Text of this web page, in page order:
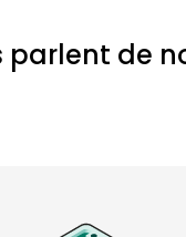
parlent de